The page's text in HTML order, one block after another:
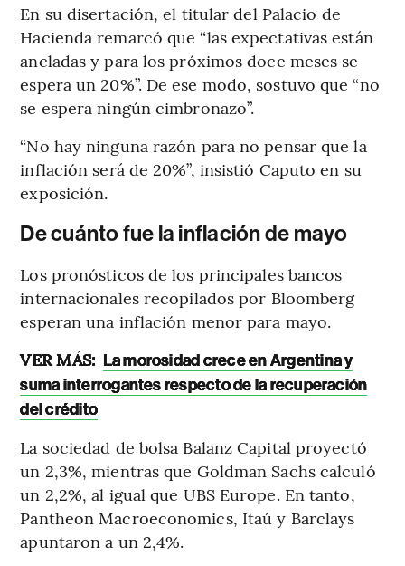
En su disertación, el titular del Palacio de
Hacienda remarcó que “las expectativas están
ancladas y para los próximos doce meses se
espera un 20%”. De ese modo, sostuvo que “no
se espera ningún cimbronazo”.
“No hay ninguna razón para no pensar que la
inflación será de 20%”, insistió Caputo en su
exposición.
De cuánto fue la inflación de mayo
Los pronósticos de los principales bancos
internacionales recopilados por Bloomberg
esperan una inflación menor para mayo.
VER MÁS: La morosidad crece en Argentina y
suma interrogantes respecto de la recuperación
del crédito
La sociedad de bolsa Balanz Capital proyectó
un 2,3%, mientras que Goldman Sachs calculó
un 2,2%, al igual que UBS Europe. En tanto,
Pantheon Macroeconomics, Itaú y Barclays
apuntaron a un 2,4%.